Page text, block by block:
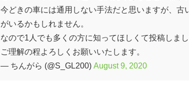
今どきの車には通用しない手法だと思いますが、
がいるかもしれません。
なので1人でも多くの方に知ってほしくて投稿しまし
ご理解の程よろしくお願いいたします。
— ちんがら (@S_GL200) August 9, 2020